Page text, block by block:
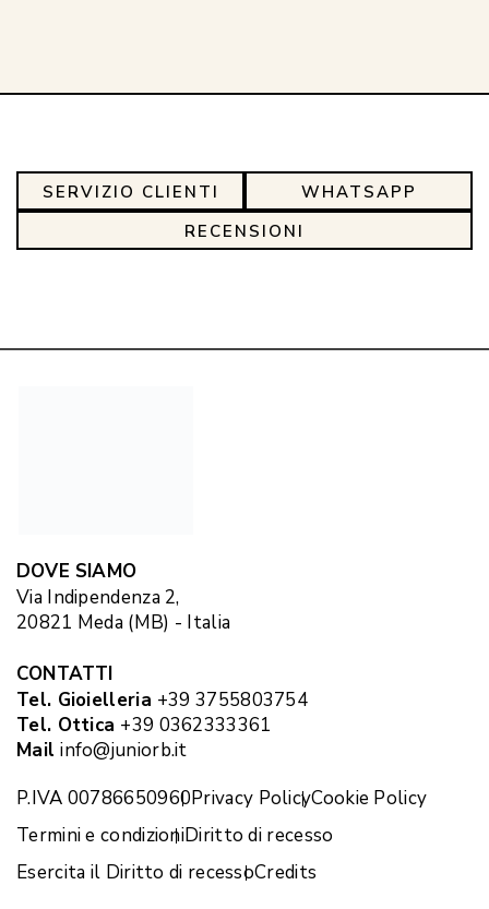
SERVIZIO CLIENTI
WHATSAPP
RECENSIONI
DOVE SIAMO
Via Indipendenza 2,
20821 Meda (MB) - Italia
CONTATTI
Tel. Gioielleria +39 3755803754
Tel. Ottica +39 0362333361
Mail info@juniorb.it
P.IVA 00786650960Privacy PolicyCookie Policy
Termini e condizioniDiritto di recesso
Esercita il Diritto di recessoCredits